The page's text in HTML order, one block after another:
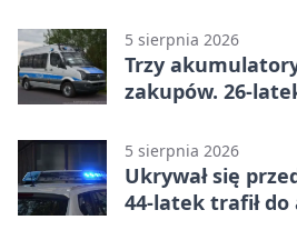
5 sierpnia 2026
Trzy
zakupów. 26-
5 sierpnia 2026
Ukrywał się
44-latek trafił do